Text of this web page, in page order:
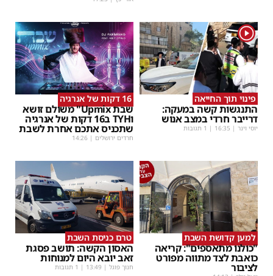
1
פינוי תוך החייאה
התנגשות קשה במעקה:
דרייבר חרדי במצב אנוש
יוסי וינר |
16:35 | 1 תגובות
16 דקות של אנרגיה
שבת Upmix" משולם זושא
וTYH ב16 דקות של אנרגיה
שתכניס אתכם אחרת לשבת
חרדים ירושלים |
14:26
למען קדושת השבת
"כולנו מתאספים": קריאה
כואבת לצד מתווה מפורט
לציבור
טרם כניסת השבת
האסון הקשה: תושב פסגת
זאב יובא היום למנוחות
חנוך פוגל |
13:49 | 1 תגובות